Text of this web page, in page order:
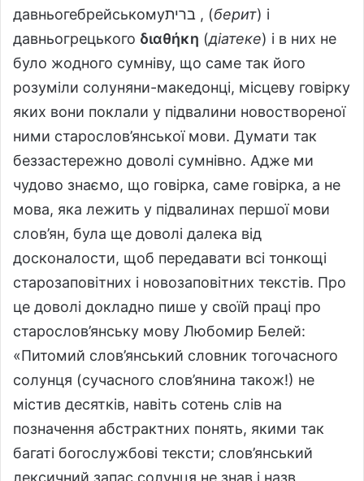
давньогебрейськомуברית ‎, (берит) і
давньогрецького διαθήκη (діатеке) і в них не
було жодного сумніву, що саме так його
розуміли солуняни-македонці, місцеву говірку
яких вони поклали у підвалини новоствореної
ними старослов’янської мови. Думати так
беззастережно доволі сумнівно. Адже ми
чудово знаємо, що говірка, саме говірка, а не
мова, яка лежить у підвалинах першої мови
слов’ян, була ще доволі далека від
досконалости, щоб передавати всі тонкощі
старозаповітних і новозаповітних текстів. Про
це доволі докладно пише у своїй праці про
старослов’янську мову Любомир Белей:
«Питомий слов’янський словник тогочасного
солунця (сучасного слов’янина також!) не
містив десятків, навіть сотень слів на
позначення абстрактних понять, якими так
багаті богослужбові тексти; слов’янський
лексичний запас солунця не знав і назв